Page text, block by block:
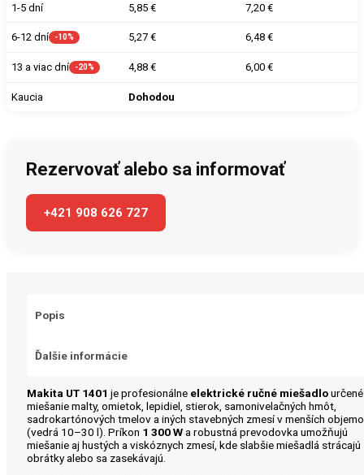
1-5 dní 5,85 € 7,20 €
6-12 dní -10% 5,27 € 6,48 €
13 a viac dní -20% 4,88 € 6,00 €
Kaucia Dohodou
Rezervovať alebo sa informovať
+421 908 626 727
Popis
Ďalšie informácie
Makita UT 1401 je profesionálne elektrické ručné miešadlo
miešanie malty, omietok, lepidiel, stierok, samonivelačných hmôt,
sadrokartónových tmelov a iných stavebných zmesí v menších
(vedrá 10–30 l). Príkon 1 300 Wa robustná prevodovka umožňujú
miešanie aj hustých a viskóznych zmesí, kde slabšie miešadlá strácajú
obrátky alebo sa zasekávajú.